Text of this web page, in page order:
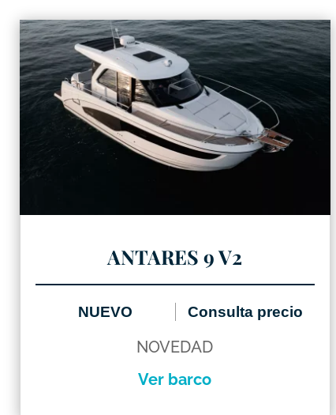
ANTARES 9 V2
NUEVO Consulta precio
NOVEDAD
Ver barco